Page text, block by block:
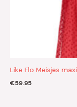
Like Flo Meisjes
€59.95